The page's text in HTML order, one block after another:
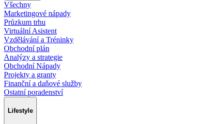
Všechny
Marketingové nápady
Průzkum trhu
Virtuální Asistent
Vzdělávání a Tréninky
Obchodní plán
Analýzy a strategie
Obchodní Nápady
Projekty a granty
Finanční a daňové služby
Ostatní poradenství
Lifestyle